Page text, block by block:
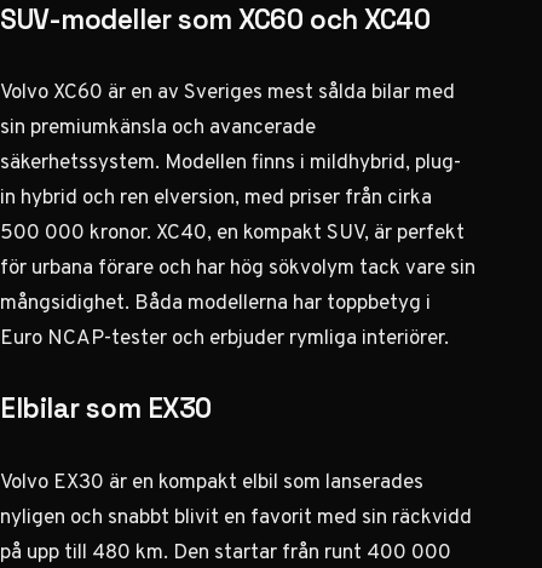
SUV-modeller som XC60 och XC40
Volvo XC60 är en av Sveriges mest sålda bilar med
sin premiumkänsla och avancerade
säkerhetssystem. Modellen finns i mildhybrid, plug-
in hybrid och ren elversion, med priser från cirka
500 000 kronor. XC40, en kompakt SUV, är perfekt
för urbana förare och har hög sökvolym tack vare sin
mångsidighet. Båda modellerna har toppbetyg i
Euro NCAP-tester och erbjuder rymliga interiörer.
Elbilar som EX30
Volvo EX30 är en kompakt elbil som lanserades
nyligen och snabbt blivit en favorit med sin räckvidd
på upp till 480 km. Den startar från runt 400 000